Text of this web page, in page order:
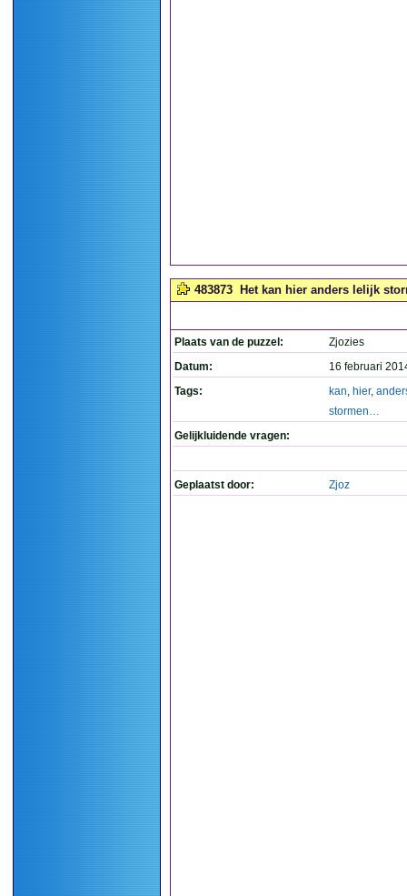
483873 Het kan hier anders lelijk
Plaats van de puzzel:
Zjozies
Datum:
16 februari
Tags:
kan, hier,
stormen…
Gelijkluidende vragen:
Geplaatst door: Zjoz